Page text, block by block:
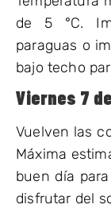
de 5 °C.
paraguas o
bajo techo
Viernes 7
Vuelven las
Máxima
buen día
disfrutar del